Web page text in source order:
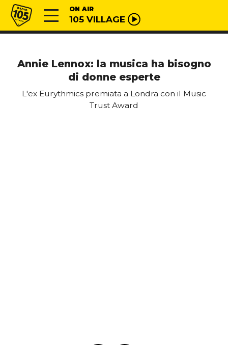
Vai al contenuto
Radio 105 ON AIR
105 VILLAGE
Annie Lennox: la musica ha bisogno
di donne esperte
L'ex Eurythmics premiata a Londra con il Music
Trust Award